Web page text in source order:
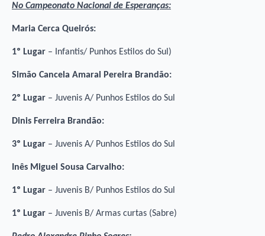
No Campeonato Nacional de Esperanças:
Maria Cerca Queirós:
1º Lugar – Infantis/ Punhos Estilos do Sul)
Simão Cancela Amaral Pereira Brandão:
2º Lugar – Juvenis A/ Punhos Estilos do Sul
Dinis Ferreira Brandão:
3º Lugar – Juvenis A/ Punhos Estilos do Sul
Inês Miguel Sousa Carvalho:
1º Lugar – Juvenis B/ Punhos Estilos do Sul
1º Lugar – Juvenis B/ Armas curtas (Sabre)